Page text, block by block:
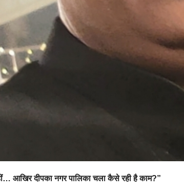
आखिर दीपका नगर पालिका चला कैसे रही है काम?”